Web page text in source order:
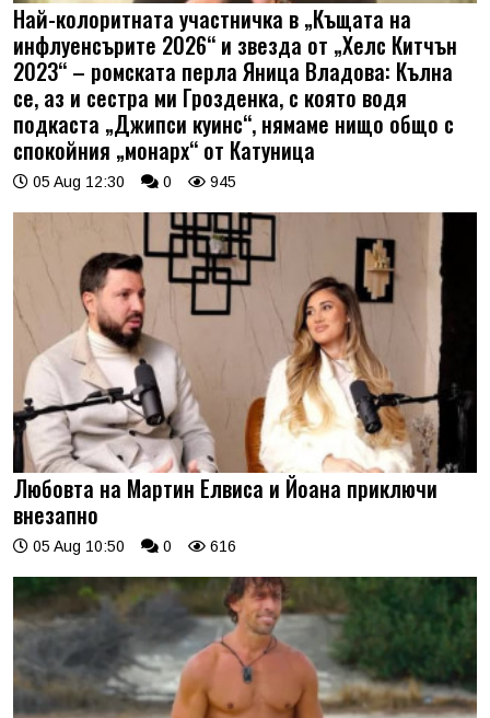
Най-колоритната участничка в „Къщата на
инфлуенсърите 2026“ и звезда от „Хелс Китчън
2023“ – ромската перла Яница Владова: Кълна
се, аз и сестра ми Грозденка, с която водя
подкаста „Джипси куинс“, нямаме нищо общо с
спокойния „монарх“ от Катуница
05 Aug 12:30 0 945
Любовта на Мартин Елвиса и Йоана приключи
внезапно
05 Aug 10:50 0 616